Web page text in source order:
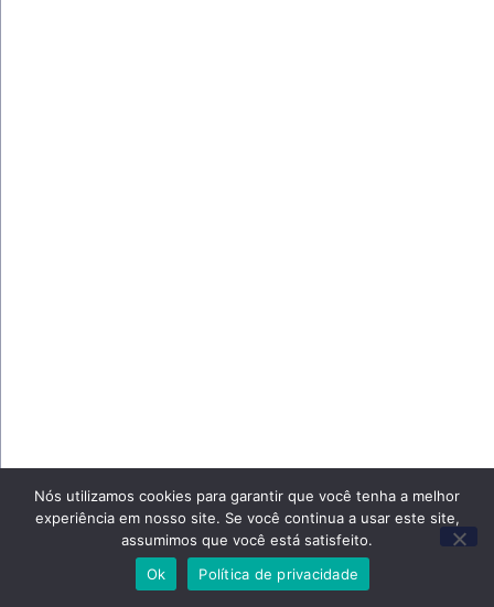
Nós utilizamos cookies para garantir que você tenha a melhor
experiência em nosso site. Se você continua a usar este site,
assumimos que você está satisfeito.
Ok
Política de privacidade